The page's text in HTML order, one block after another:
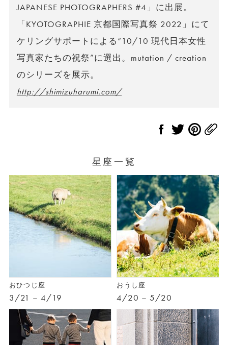
JAPANESE PHOTOGRAPHERS #4」に出展。
「KYOTOGRAPHIE 京都国際写真祭 2022」にて
ケリングサポートによる“10/10 現代日本女性
写真家たちの祝祭”に選出。mutation / creation
のシリーズを展示。
http://shimizuharumi.com/
星座一覧
おひつじ座
3/21 – 4/19
おうし座
4/20 – 5/20